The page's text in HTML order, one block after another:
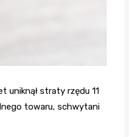
uniknął straty rzędu 11
towaru, schwytani